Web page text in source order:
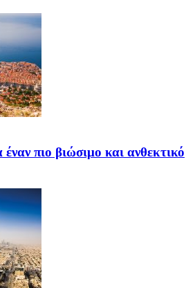
πιο βιώσιμο και ανθεκτικό